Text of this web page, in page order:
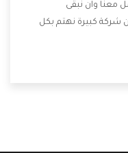
معنا وان نبقى
شركة كبيرة نهتم بكل
التى تكون من أهم